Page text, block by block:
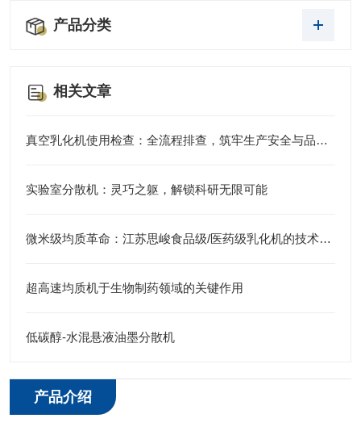
产品分类
相关文章
真空乳化机使用检查：全流程排查，筑牢生产安全与品质防线
实验室分散机：灵巧之躯，解锁科研无限可能
微米级均质革命：江苏思峻食品级/医药级乳化机的技术突破（附FAQ常见问题解答）
超高速均质机于生物制药领域的关键作用
低碳醇-水混悬液油墨分散机
产品介绍